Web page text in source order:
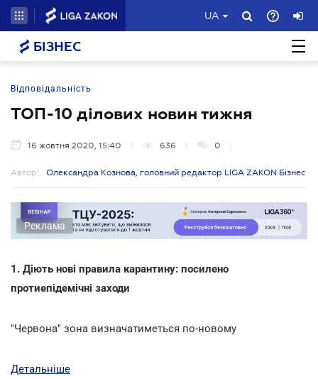
UA
БІЗНЕС
Відповідальність
ТОП-10 ділових новин тижня
16 жовтня 2020, 15:40 636 0
Автор: Олександра Кознова, головний редактор LIGA ZAKON Бізнес
Реклама
1. Діють нові правила карантину: посилено
протиепідемічні заходи
"Червона" зона визначатиметься по-новому
Детальніше